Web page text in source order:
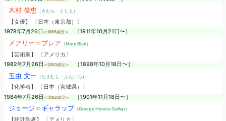
木村 俊恵 （きむら・としえ）
【女優】 〔日本（東京都）〕
1978年7月26日 ≪満66歳没≫ ［1911年10月21日〜］
メアリー＝ブレア （Mary Blair）
【芸術家】 〔アメリカ〕
1982年7月26日 ≪満83歳没≫ ［1898年10月18日〜］
玉虫 文一（たまむし・ぶんいち）
【化学者】 〔日本（宮城県）〕
1984年7月26日 ≪満82歳没≫ ［1901年11月18日〜］
ジョージ＝ギャラップ （George Horace Gallup）